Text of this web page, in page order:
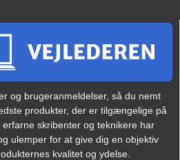
og brugeranmeldelser, så du nemt
produkter, der er tilgængelige på
skribenter og teknikere har
ulemper for at give dig en objektiv
kvalitet og ydelse.